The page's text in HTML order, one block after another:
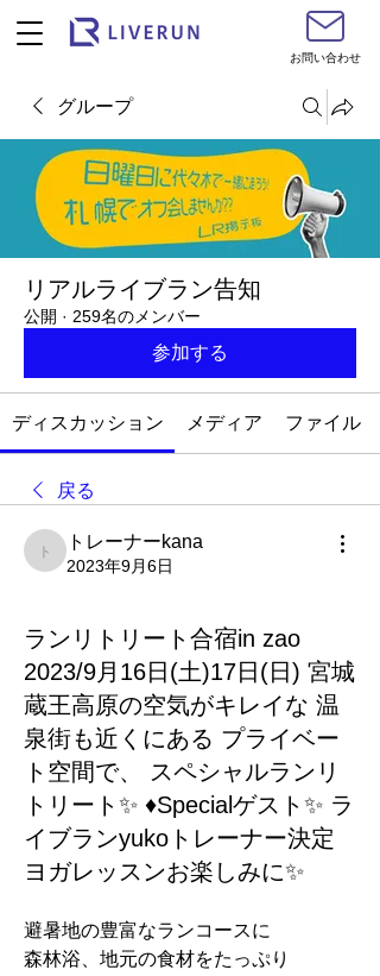
お問い合わせ
グループ
リアルライブラン告知
公開 · 259名のメンバー
参加する
ディスカッション メディア ファイル
戻る
トレーナーkana
トレーナーkana
2023年9月6日
ランリトリート合宿in zao
2023/9月16日(土)17日(日) 宮城
蔵王高原の空気がキレイな 温
泉街も近くにある プライベー
ト空間で、 スペシャルランリ
トリート✨ ♦︎Specialゲスト✨ ラ
イブランyukoトレーナー決定
ヨガレッスンお楽しみに✨
避暑地の豊富なランコースに
森林浴、地元の食材をたっぷり